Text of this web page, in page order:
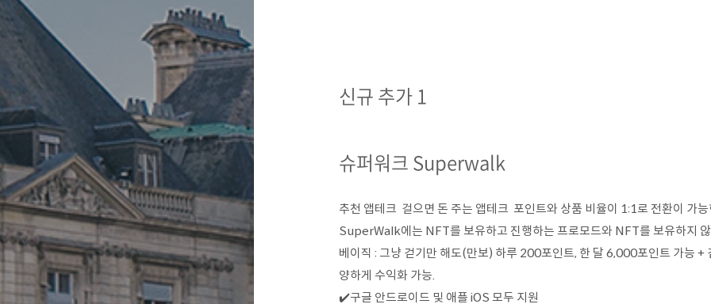
신규 추가 1
슈퍼워크 Superwalk
추천 앱테크 걸으면 돈 주는 앱테크 포인트와 상품 비율이 1:1로 전환이 가
SuperWalk에는 NFT를 보유하고 진행하는 프로모드와 NFT를 보유하지
베이직 : 그냥 걷기만 해도(만보) 하루 200포인트, 한 달 6,000포인트 가능
양하게 수익화 가능.
✔️구글 안드로이드 및 애플 iOS 모두 지원